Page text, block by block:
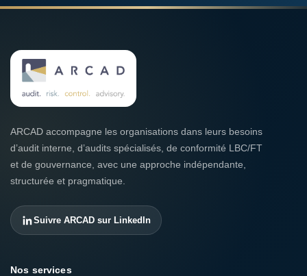
ARCAD accompagne les organisations dans leurs besoins
d’audit interne, d’audits spécialisés, de conformité LBC/FT
et de gouvernance, avec une approche indépendante,
structurée et pragmatique.
Suivre ARCAD sur LinkedIn
Nos services